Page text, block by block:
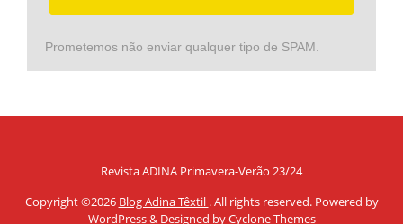
Prometemos não enviar qualquer tipo de SPAM.
Revista ADINA Primavera-Verão 23/24
Copyright ©2026 Blog Adina Têxtil . All rights reserved. Powered by
WordPress& Designed byCyclone Themes